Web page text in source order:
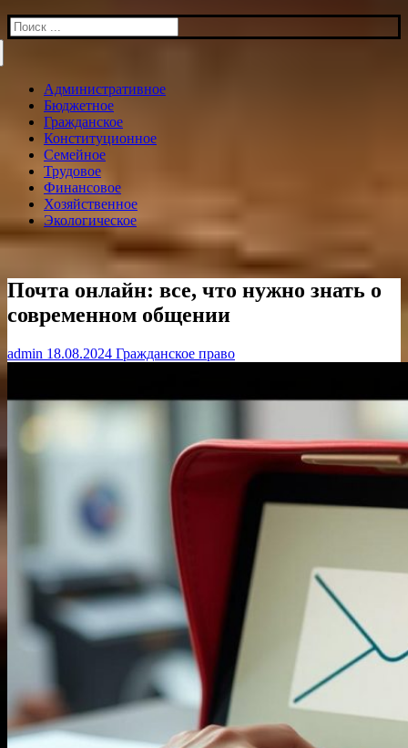
Искать:
Административное
Бюджетное
Гражданское
Конституционное
Семейное
Трудовое
Финансовое
Хозяйственное
Экологическое
Почта онлайн: все, что нужно знать о
современном общении
admin 18.08.2024 Гражданское право